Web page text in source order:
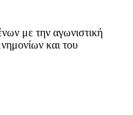
με την αγωνιστική
και του